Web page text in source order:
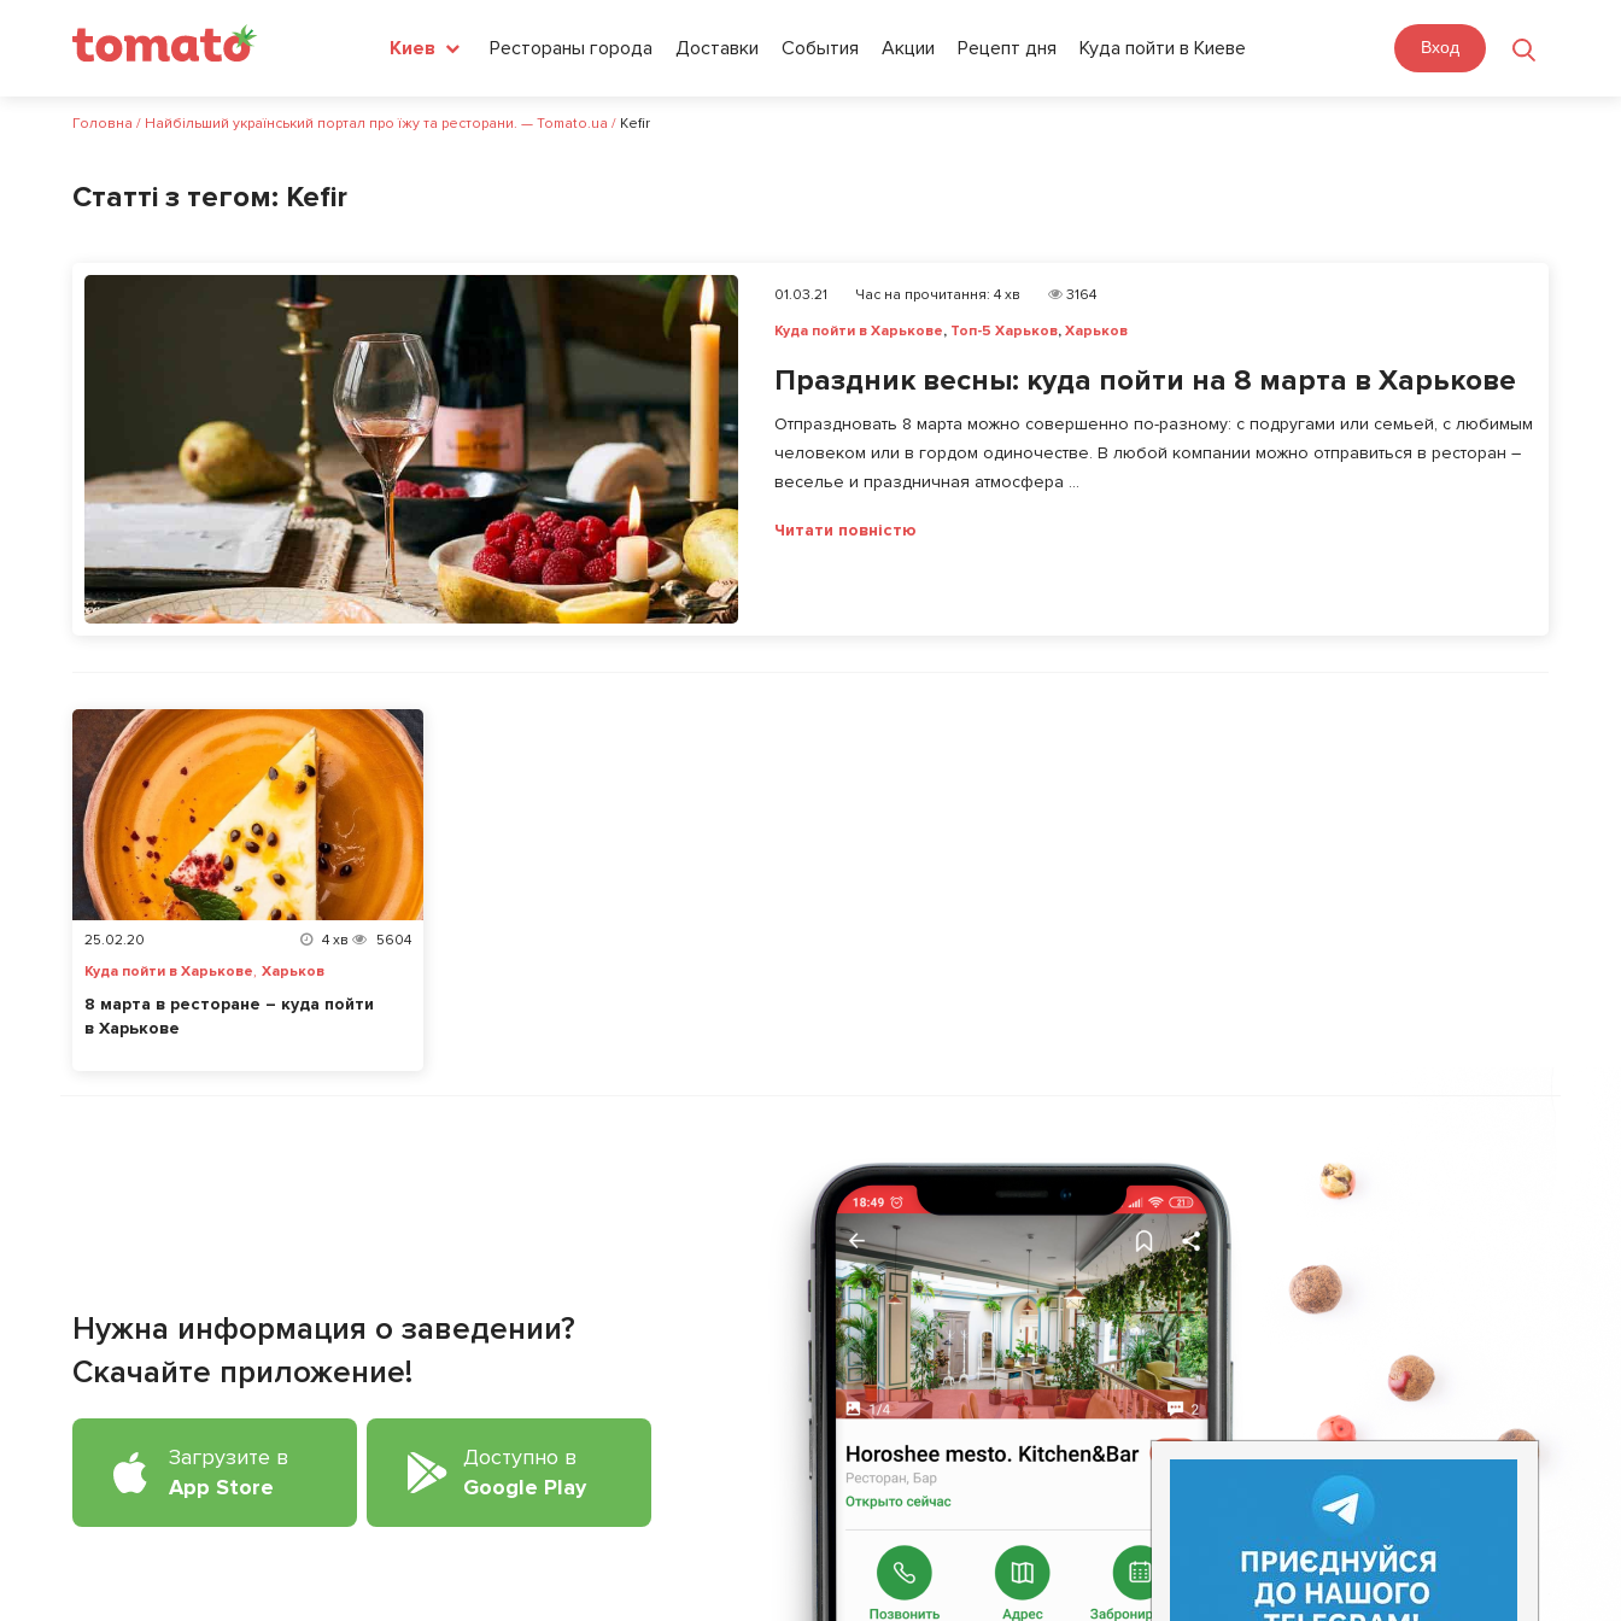
Киев Рестораны города Доставки События Акции Рецепт дня Куда пойти в Киеве Вход
Головна / Найбільший український портал про їжу та ресторани. — Tomato.ua / Kefir
Статті з тегом: Kefir
01.03.21 Час на прочитання: 4 хв
3164
Куда пойти в Харькове, Топ-5 Харьков, Харьков
Праздник весны: куда пойти на 8 марта в Харькове
Отпраздновать 8 марта можно совершенно по-разному: с подругами или семьей, с любимым
человеком или в гордом одиночестве. В любой компании можно отправиться в ресторан –
веселье и праздничная атмосфера ...
Читати повністю
25.02.20 4 хв
5604
Куда пойти в Харькове, Харьков
8 марта в ресторане – куда пойти
в Харькове
Нужна информация о заведении?
Скачайте приложение!
Загрузите в
App Store
Доступно в
Google Play